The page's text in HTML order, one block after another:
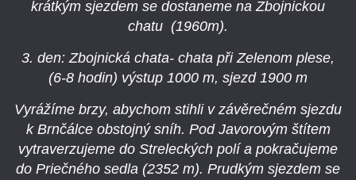
krátkým sjezdem se dostaneme na Zbojnickou
chatu (1960m).
3. den: Zbojnická chata- chata při Zelenom plese,
(6-8 hodin) výstup 1000 m, sjezd 1900 m
Vyrážíme brzy, abychom stihli v závěrečném sjezdu
k Brnčálce obstojný sníh. Pod Javorovým štítem
vytraverzujeme do Streleckých polí a pokračujeme
do Priečného sedla (2352 m). Prudkým sjezdem se